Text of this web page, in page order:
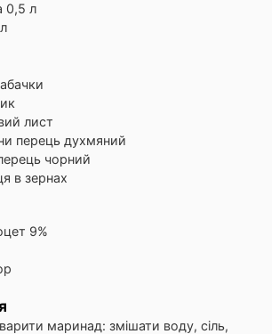
0,5 л
лист
перець духмяний
чорний
в зернах
9%
маринад: змішати воду, сіль,